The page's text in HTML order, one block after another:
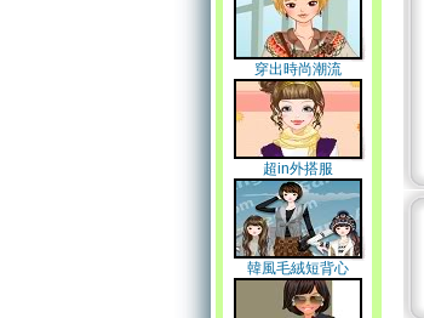
穿出時尚潮流
超in外搭服
韓風毛絨短背心